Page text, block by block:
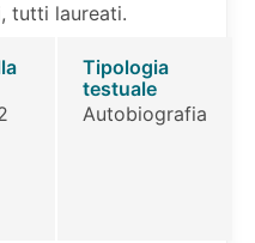
tutti laureati.
Tipologia
testuale
Autobiografia